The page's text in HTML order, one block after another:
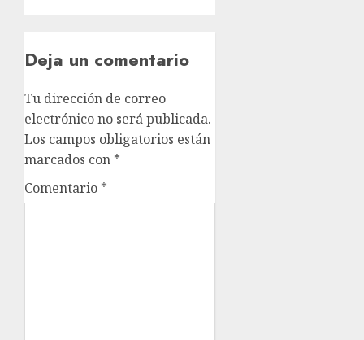
Deja un comentario
Tu dirección de correo
electrónico no será publicada.
Los campos obligatorios están
marcados con *
Comentario *